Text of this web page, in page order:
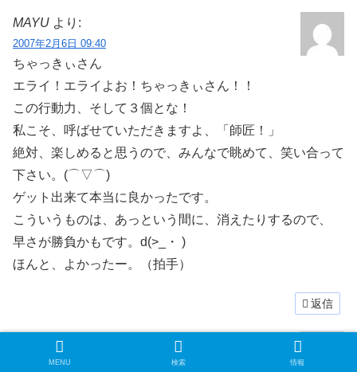
MAYU より:
2007年2月6日 09:40
ちゃっきぃさん
エライ！エライよお！ちゃっきぃさん！！
この行動力、そして３個とな！
私こそ、呼ばせていただきますよ、「師匠！」
絶対、楽しめると思うので、みんなで眺めて、笑い合って
下さい。(⌒▽⌒)
ゲット出来て本当に良かったです。
こういうものは、あっという間に、消えたりするので、
早さが勝負かもです。d(>_・ )
ほんと、よかったー。（拍手）
返信
ちゃっきぃ
2007年2月6日 09:59
MENU 検索 情報